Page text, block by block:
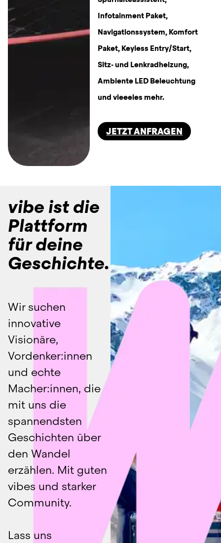
Infotainment Paket,
Navigationssystem, Komfort
Paket, Keyless Entry/Start,
Sitz- und Lenkradheizung,
Ambiente LED Beleuchtung
und vieeeles mehr.
JETZT ANFRAGEN
vibe ist die
Plattform
für deine
Geschichte.
Wir suchen
innovative
Visionäre,
Vordenker:innen
und echte
Macher:innen, die
mit uns die
spannendsten
Geschichten über
den Wandel
erzählen. Mit guten
vibes und starker
Community.
Lass uns